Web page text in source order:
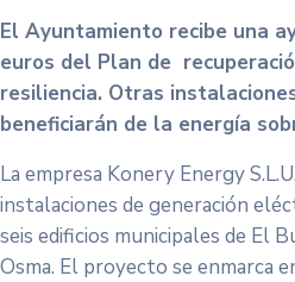
El Ayuntamiento recibe una
euros del Plan de
resiliencia. Otras
beneficiarán de la energía
La empresa Konery Energy
instalaciones de generación
seis edificios municipales de El
Osma. El proyecto se enmarca